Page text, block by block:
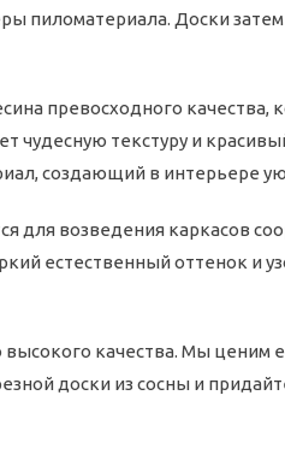
пиломатериала. Доски
превосходного
чудесную текстуру и
создающий в интерьере
возведения каркасов
естественный оттенок и
качества. Мы ценим
доски из сосны и